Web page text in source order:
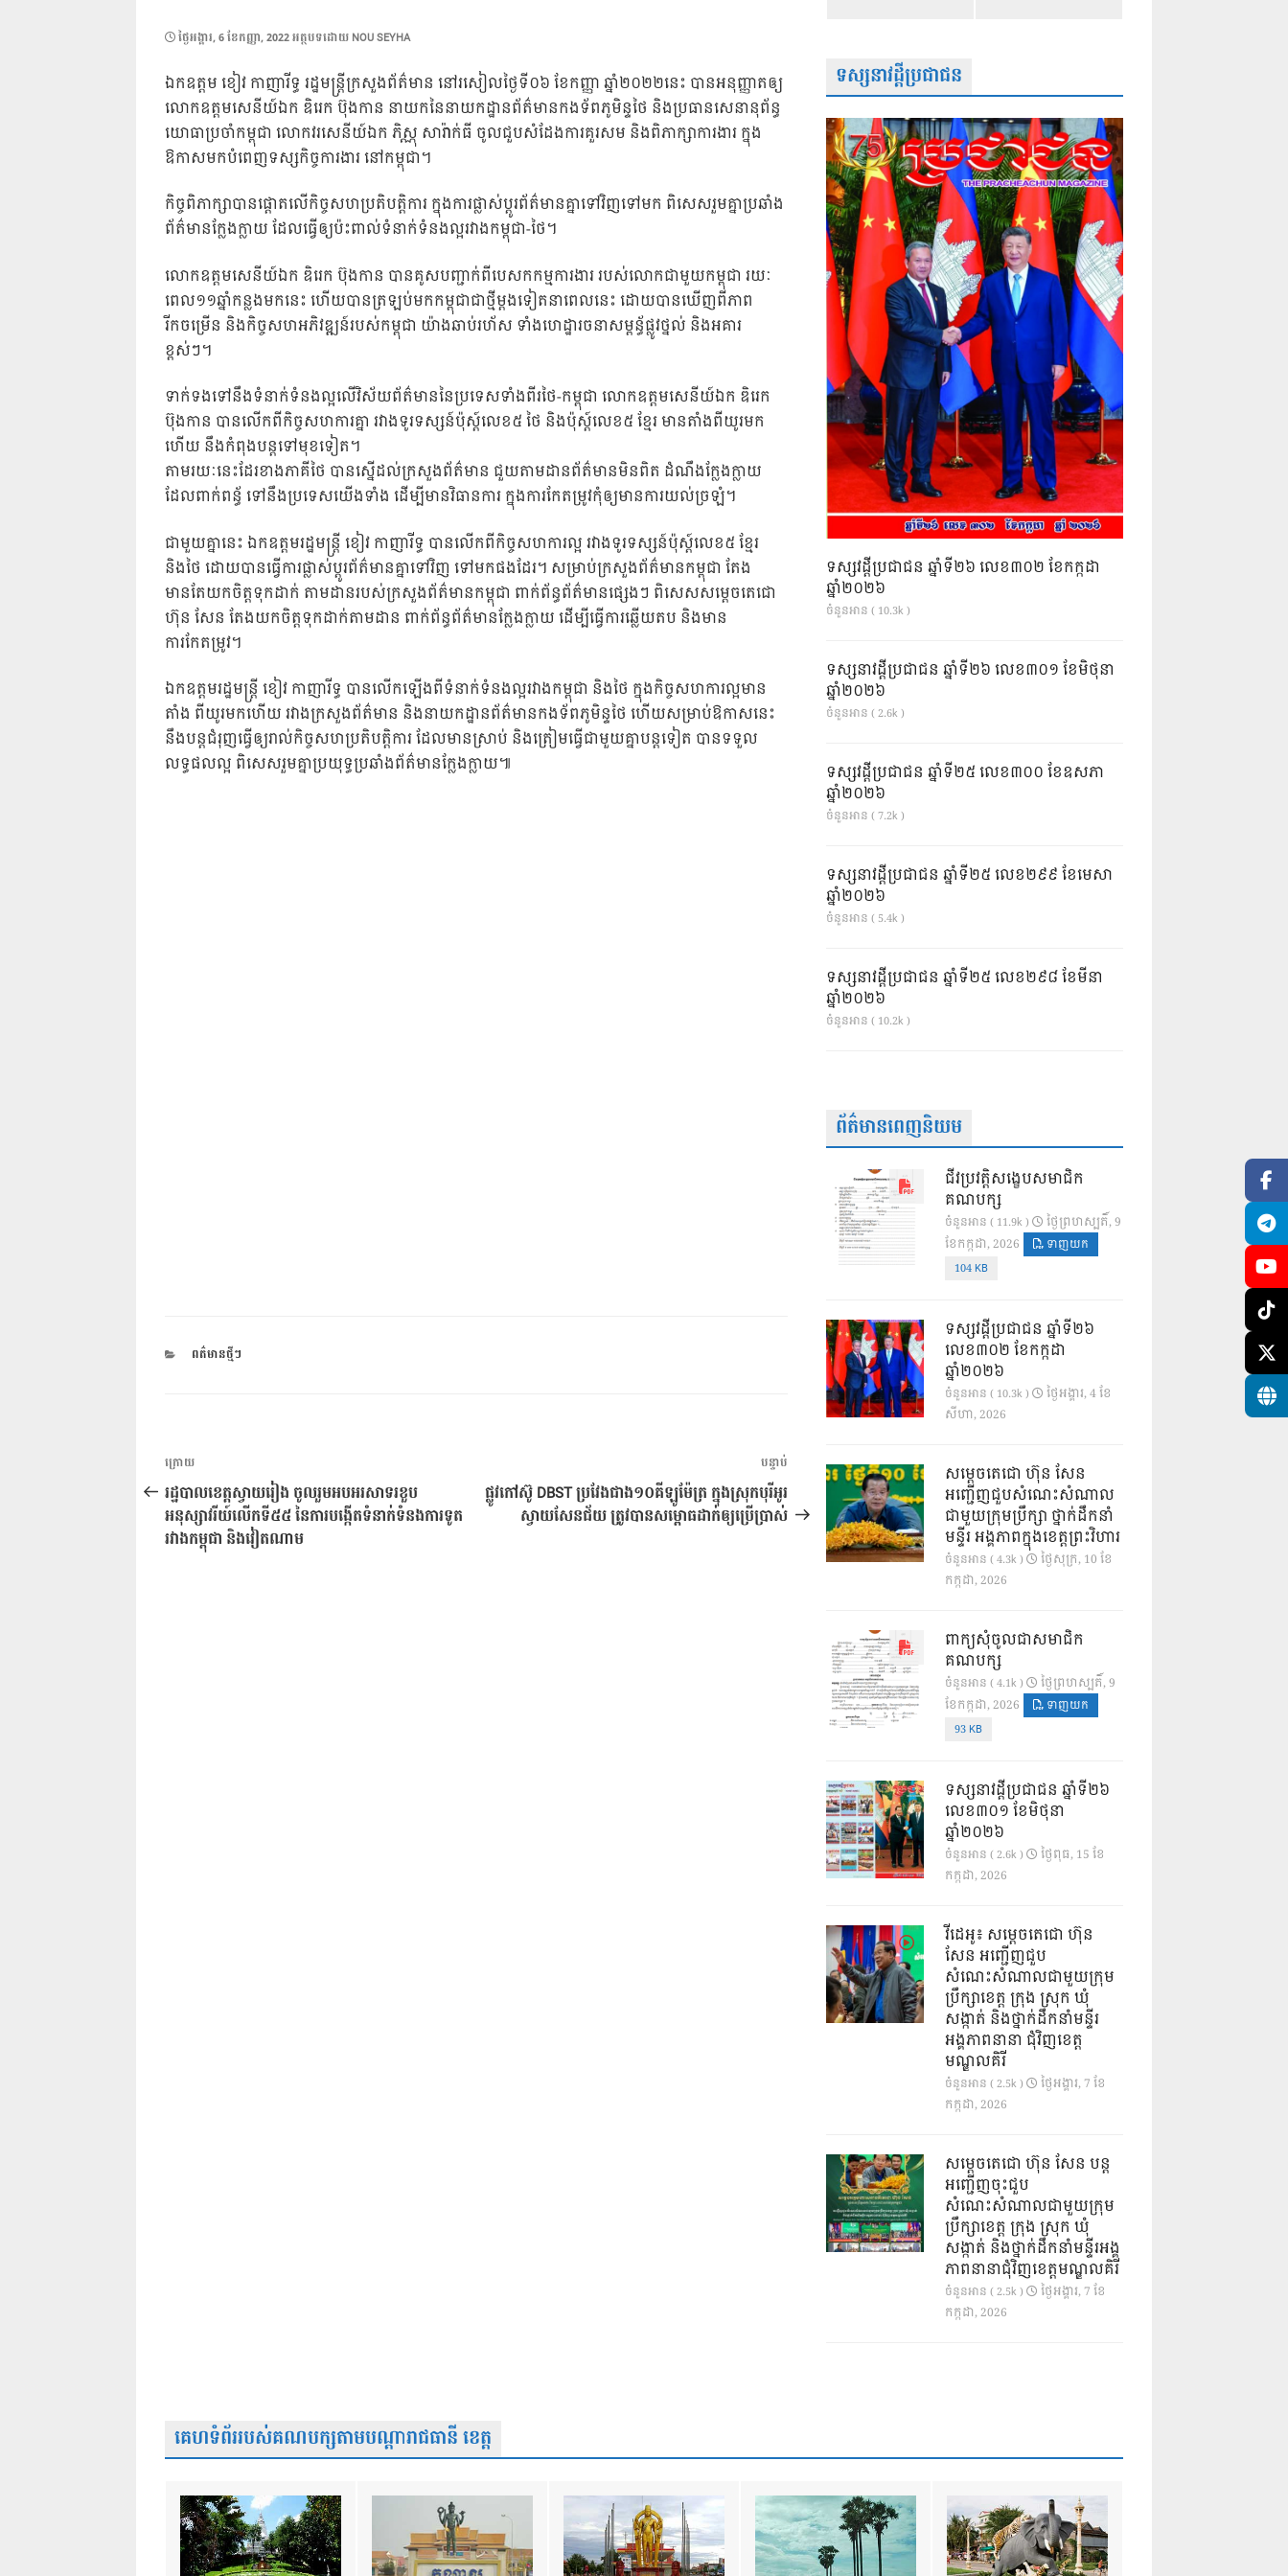
POSTED
ថ្ងៃ​អង្គារ, 6 ខែ​កញ្ញា, 2022អត្ថបទដោយ NOU SEYHA
ឯកឧត្តម ខៀវ កាញារីទ្ធ រដ្ឋមន្ដ្រីក្រសួងព័ត៌មាន នៅរសៀលថ្ងៃទី០៦ ខែកញ្ញា ឆ្នាំ២០២២នេះ បានអនុញ្ញាតឲ្យ
លោកឧត្តមសេនីយ៍ឯក ឌិរេក ប៊ុងកាន នាយកនៃនាយកដ្ឋានព័ត៌មានកងទ័ពភូមិន្ទថៃ និងប្រធានសេនានុព័ន្ធ
យោធាប្រចាំកម្ពុជា លោកវរសេនីយ៍ឯក ភិស្ណុ សារ៉ាក់ធី ចូលជួបសំដែងការគួរសម និងពិភាក្សាការងារ ក្នុង
ឱកាសមកបំពេញទស្សកិច្ចការងារ នៅកម្ពុជា។
កិច្ចពិភាក្សាបានផ្តោតលើកិច្ចសហប្រតិបត្តិការ ក្នុងការផ្លាស់ប្តូរព័ត៌មានគ្នាទៅវិញទៅមក ពិសេសរួមគ្នាប្រឆាំង
ព័ត៌មានក្លែងក្លាយ ដែលធ្វើឲ្យប៉ះពាល់ទំនាក់ទំនងល្អរវាងកម្ពុជា-ថៃ។
លោកឧត្តមសេនីយ៍ឯក ឌិរេក ប៊ុងកាន បានគូសបញ្ជាក់ពីបេសកកម្មការងារ របស់លោកជាមួយកម្ពុជា រយៈ
ពេល១១ឆ្នាំកន្លងមកនេះ ហើយបានត្រឡប់មកកម្ពុជាជាថ្មីម្តងទៀតនាពេលនេះ ដោយបានឃើញពីភាព
រីកចម្រើន និងកិច្ចសហអភិវឌ្ឍន៍របស់កម្ពុជា យ៉ាងឆាប់រហ័ស ទាំងហេដ្ឋារចនាសម្ពន្ធ័ផ្លូវថ្នល់ និងអគារ
ខ្ពស់ៗ។
ទាក់ទងទៅនឹងទំនាក់ទំនងល្អលើវិស័យព័ត៌មាននៃប្រទេសទាំងពីរថៃ-កម្ពុជា លោកឧត្តមសេនីយ៍ឯក ឌិរេក
ប៊ុងកាន បានលើកពីកិច្ចសហការគ្នា រវាងទូរទស្សន៍ប៉ុស្ត៍លេខ៥ ថៃ និងប៉ុស្ត៍លេខ៥ ខ្មែរ មានតាំងពីយូរមក
ហើយ នឹងកំពុងបន្តទៅមុខទៀត។
តាមរយៈនេះដែរខាងភាគីថៃ បានស្នើដល់ក្រសួងព័ត៌មាន ជួយតាមដានព័ត៌មានមិនពិត ដំណឹងក្លែងក្លាយ
ដែលពាក់ពន្ធ័ ទៅនឹងប្រទេសយើងទាំង ដើម្បីមានវិធានការ ក្នុងការកែតម្រូវកុំឲ្យមានការយល់ច្រឡំ។
ជាមួយគ្នានេះ ឯកឧត្តមរដ្ឋមន្រ្តី ខៀវ កាញារីទ្ធ បានលើកពីកិច្ចសហការល្អ រវាងទូរទស្សន៍ប៉ុស្ត៍លេខ៥ ខ្មែរ
និងថៃ ដោយបានធ្វើការផ្លាស់ប្តូរព័ត៌មានគ្នាទៅវិញ ទៅមកផងដែរ។ សម្រាប់ក្រសួងព័ត៌មានកម្ពុជា តែង
មានតែយកចិត្តទុកដាក់ តាមដានរបស់ក្រសួងព័ត៌មានកម្ពុជា ពាក់ព័ន្ធព័ត៌មានផ្សេងៗ ពិសេសសម្តេចតេជោ
ហ៊ុន សែន តែងយកចិត្តទុកដាក់តាមដាន ពាក់ព័ន្ធព័ត៌មានក្លែងក្លាយ ដើម្បីធ្វើការឆ្លើយតប និងមាន
ការកែតម្រូវ។
ឯកឧត្តមរដ្ឋមន្រ្តី ខៀវ កាញារីទ្ធ បានលើកឡើងពីទំនាក់ទំនងល្អរវាងកម្ពុជា និងថៃ ក្នុងកិច្ចសហការល្អមាន
តាំង ពីយូរមកហើយ រវាងក្រសួងព័ត៌មាន និងនាយកដ្ឋានព័ត៌មានកងទ័ពភូមិន្ទថៃ ហើយសម្រាប់ឱកាសនេះ
នឹងបន្តជំរុញធ្វើឲ្យរាល់កិច្ចសហប្រតិបត្តិការ ដែលមានស្រាប់ និងត្រៀមធ្វើជាមួយគ្នាបន្តទៀត បានទទួល
លទ្ធផលល្អ ពិសេសរួមគ្នាប្រយុទ្ធប្រឆាំងព័ត៌មានក្លែងក្លាយ៕
CATEGORIES
ពត៌មានថ្មីៗ
ការ​
នាំទិស​
ប្រកាស
អត្ថបទ
មុន
ក្រោយ
រដ្ឋបាលខេត្តស្វាយរៀង ចូលរួមអបអរសាទរខួប
អនុស្សាវរីយ៍លើកទី៥៥ នៃការបង្កើតទំនាក់ទំនងការទូត
រវាងកម្ពុជា និងវៀតណាម
អត្ថបទ
បន្ទាប់
បន្ទាប់
ផ្លូវកៅស៊ូ DBST ប្រវែងជាង១០គីឡូម៉ែត្រ ក្នុងស្រុកបុរីអូរ
ស្វាយសែនជ័យ ត្រូវបានសម្ពោធដាក់ឲ្យប្រើប្រាស់
ទស្សនាវដ្តីប្រជាជន
ទស្សវដ្តីប្រជាជន ឆ្នាំទី២៦ លេខ៣០២ ខែកក្កដា
ឆ្នាំ២០២៦
ចំនួនអាន ( 10.3k )
ទស្សនាវដ្ដីប្រជាជន ឆ្នាំទី២៦ លេខ៣០១ ខែមិថុនា
ឆ្នាំ២០២៦
ចំនួនអាន ( 2.6k )
ទស្សវដ្តីប្រជាជន ឆ្នាំទី២៥ លេខ៣០០ ខែឧសភា
ឆ្នាំ២០២៦
ចំនួនអាន ( 7.2k )
ទស្សនាវដ្ដីប្រជាជន ឆ្នាំទី២៥ លេខ២៩៩ ខែមេសា
ឆ្នាំ២០២៦
ចំនួនអាន ( 5.4k )
ទស្សនាវដ្ដីប្រជាជន ឆ្នាំទី២៥ លេខ២៩៨ ខែមីនា
ឆ្នាំ២០២៦
ចំនួនអាន ( 10.2k )
ព័ត៌មានពេញនិយម
ជីវប្រវត្តិសង្ខេបសមាជិក
គណបក្ស
ចំនួនអាន ( 11.9k )
ថ្ងៃ​ព្រហស្បតិ៍, 9
ខែ​កក្កដា, 2026
ទាញយក
104 KB
ទស្សវដ្តីប្រជាជន ឆ្នាំទី២៦
លេខ៣០២ ខែកក្កដា
ឆ្នាំ២០២៦
ចំនួនអាន ( 10.3k )
ថ្ងៃ​អង្គារ, 4 ខែ​
សីហា, 2026
សម្តេចតេជោ ហ៊ុន សែន
អញ្ជើញជួបសំណេះសំណាល
ជាមួយក្រុមប្រឹក្សា ថ្នាក់ដឹកនាំ
មន្ទីរ អង្គភាពក្នុងខេត្តព្រះវិហារ
ចំនួនអាន ( 4.3k )
ថ្ងៃ​សុក្រ, 10 ខែ​
កក្កដា, 2026
ពាក្យសុំចូលជាសមាជិក
គណបក្ស
ចំនួនអាន ( 4.1k )
ថ្ងៃ​ព្រហស្បតិ៍, 9
ខែ​កក្កដា, 2026
ទាញយក
93 KB
ទស្សនាវដ្ដីប្រជាជន ឆ្នាំទី២៦
លេខ៣០១ ខែមិថុនា
ឆ្នាំ២០២៦
ចំនួនអាន ( 2.6k )
ថ្ងៃ​ពុធ, 15 ខែ​
កក្កដា, 2026
វីដេអូ៖ សម្តេចតេជោ ហ៊ុន
សែន អញ្ជើញជួប
សំណេះសំណាលជាមួយក្រុម
ប្រឹក្សាខេត្ត ក្រុង ស្រុក ឃុំ
សង្កាត់ និងថ្នាក់ដឹកនាំមន្ទីរ
អង្គភាពនានា ជុំវិញខេត្ត
មណ្ឌលគិរី
ចំនួនអាន ( 2.5k )
ថ្ងៃ​អង្គារ, 7 ខែ​
កក្កដា, 2026
សម្តេចតេជោ ហ៊ុន សែន បន្ត
អញ្ជើញចុះជួប
សំណេះសំណាលជាមួយក្រុម
ប្រឹក្សាខេត្ត ក្រុង ស្រុក ឃុំ
សង្កាត់ និងថ្នាក់ដឹកនាំមន្ទីរអង្គ
ភាពនានាជុំវិញខេត្តមណ្ឌលគិរី
ចំនួនអាន ( 2.5k )
ថ្ងៃ​អង្គារ, 7 ខែ​
កក្កដា, 2026
គេហទំព័ររបស់គណបក្សតាមបណ្តារាជធានី ខេត្ត